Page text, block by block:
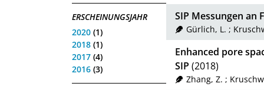
ERSCHEINUNGSJAHR
2020 (1)
2018 (1)
2017 (4)
2016 (3)
SIP Messungen an
Gürlich, L. ;
Enhanced pore
SIP (2018)
Zhang, Z. ;